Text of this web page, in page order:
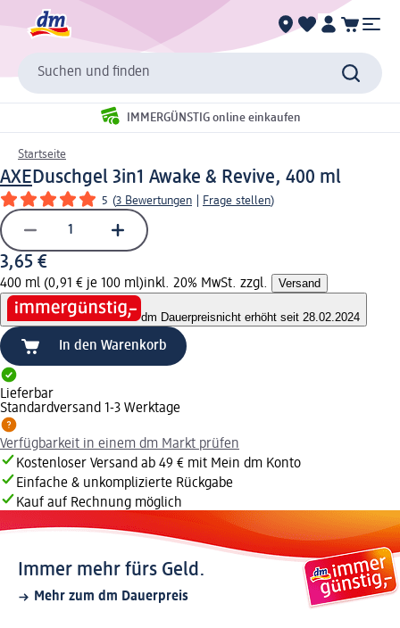
Suchen und finden
IMMERGÜNSTIG online einkaufen
Startseite
AXEDuschgel 3in1 Awake & Revive, 400 ml
5 (3 Bewertungen Frage stellen)
3,65 €
400 ml (0,91 € je 100 ml)inkl. 20% MwSt. zzgl. Versand
dm Dauerpreisnicht erhöht seit 28.02.2024
In den Warenkorb
Lieferbar
Standardversand 1-3 Werktage
Verfügbarkeit in einem dm Markt prüfen
Kostenloser Versand ab 49 € mit Mein dm Konto
Einfache & unkomplizierte Rückgabe
Kauf auf Rechnung möglich
Immer mehr fürs Geld.
Mehr zum dm Dauerpreis